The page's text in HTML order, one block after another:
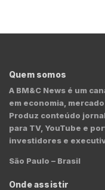
Quem somos
A BM&C News é um
em economia,
Produz conteúdo
para TV, YouTube e
investidores e
São Paulo – Brasil
Onde assistir